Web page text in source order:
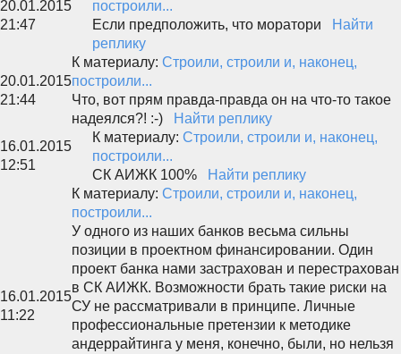
20.01.2015
21:47
построили...
Если предположить, что моратори
Найти
реплику
20.01.2015
21:44
К материалу: Строили, строили и, наконец,
построили...
Что, вот прям правда-правда он на что-то такое
надеялся?! :-)
Найти реплику
16.01.2015
12:51
К материалу: Строили, строили и, наконец,
построили...
СК АИЖК 100%
Найти реплику
16.01.2015
11:22
К материалу: Строили, строили и, наконец,
построили...
У одного из наших банков весьма сильны
позиции в проектном финансировании. Один
проект банка нами застрахован и перестрахован
в СК АИЖК. Возможности брать такие риски на
СУ не рассматривали в принципе. Личные
профессиональные претензии к методике
андеррайтинга у меня, конечно, были, но нельзя